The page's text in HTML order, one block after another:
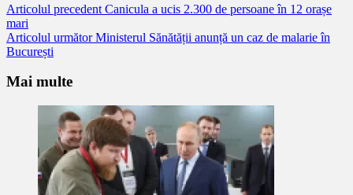
Citește
mai
mult
Articolul precedent Canicula a ucis 2.300 de persoane în 12 orașe
mari
Articolul următorMinisterul Sănătății anunță un caz de malarie în
București
Mai multe